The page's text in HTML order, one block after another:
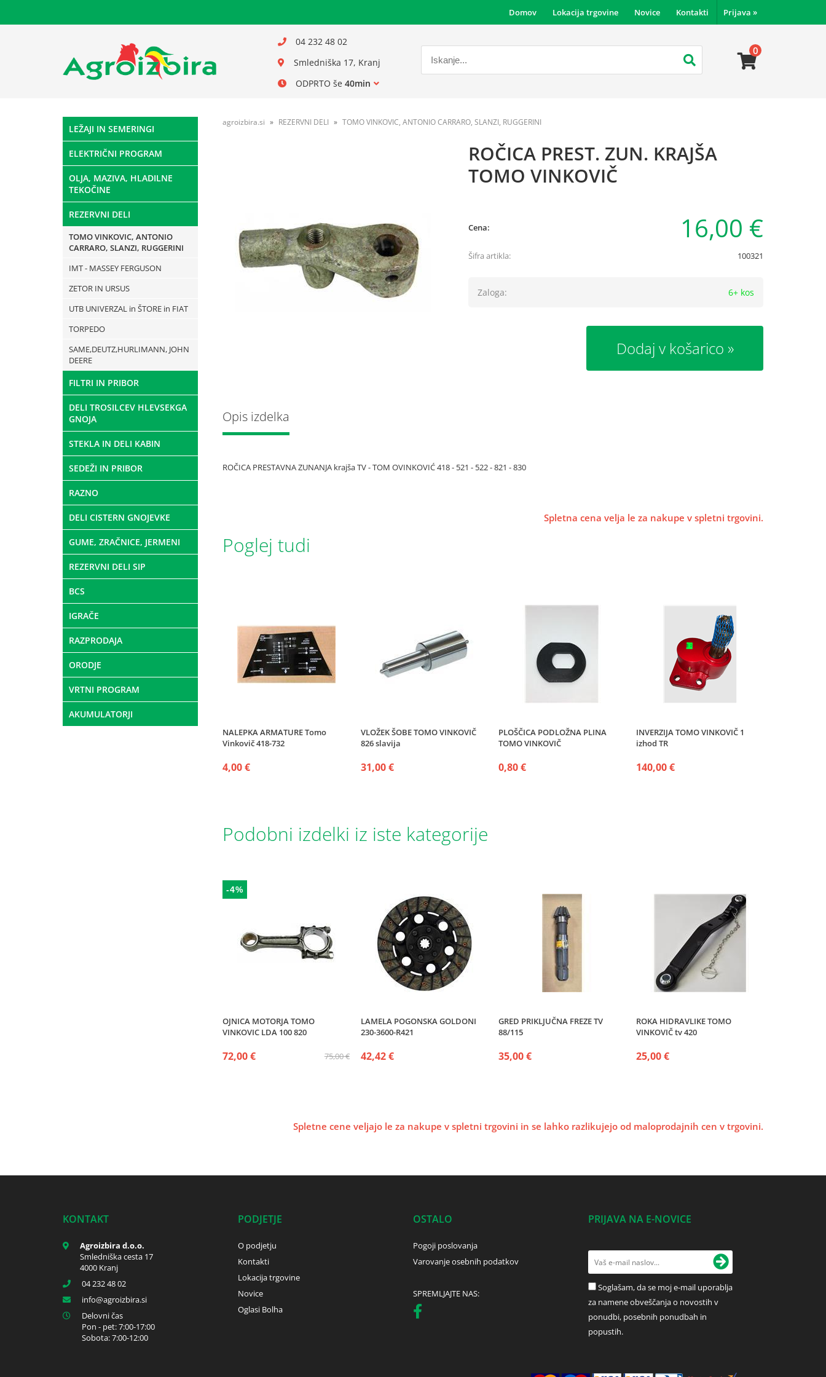
Prijava »
Domov Lokacija trgovine Novice Kontakti
04 232 48 02
Smledniška 17, Kranj
ODPRTO še 40min
0
LEŽAJI IN SEMERINGI
ELEKTRIČNI PROGRAM
OLJA, MAZIVA, HLADILNE
TEKOČINE
REZERVNI DELI
TOMO VINKOVIC, ANTONIO
CARRARO, SLANZI, RUGGERINI
IMT - MASSEY FERGUSON
ZETOR IN URSUS
UTB UNIVERZAL in ŠTORE in FIAT
TORPEDO
SAME,DEUTZ,HURLIMANN, JOHN
DEERE
FILTRI IN PRIBOR
DELI TROSILCEV HLEVSEKGA
GNOJA
STEKLA IN DELI KABIN
SEDEŽI IN PRIBOR
RAZNO
DELI CISTERN GNOJEVKE
GUME, ZRAČNICE, JERMENI
REZERVNI DELI SIP
BCS
IGRAČE
RAZPRODAJA
ORODJE
VRTNI PROGRAM
AKUMULATORJI
agroizbira.si REZERVNI DELI TOMO VINKOVIC, ANTONIO CARRARO, SLANZI, RUGGERINI
ROČICA PREST. ZUN. KRAJŠA
TOMO VINKOVIČ
Cena: 16,00 €
Šifra artikla: 100321
Zaloga: 6+ kos
Dodaj v košarico
Opis izdelka
ROČICA PRESTAVNA ZUNANJA krajša TV - TOM OVINKOVIĆ 418 - 521 - 522 - 821 - 830
Spletna cena velja le za nakupe v spletni trgovini.
Poglej tudi
NALEPKA ARMATURE Tomo
Vinkovič 418-732
4,00 €
VLOŽEK ŠOBE TOMO VINKOVIČ
826 slavija
31,00 €
PLOŠČICA PODLOŽNA PLINA
TOMO VINKOVIČ
0,80 €
INVERZIJA TOMO VINKOVIČ 1
izhod TR
140,00 €
Podobni izdelki iz iste kategorije
-4%
OJNICA MOTORJA TOMO
VINKOVIC LDA 100 820
75,00 €
72,00 €
LAMELA POGONSKA GOLDONI
230-3600-R421
42,42 €
GRED PRIKLJUČNA FREZE TV
88/115
35,00 €
ROKA HIDRAVLIKE TOMO
VINKOVIČ tv 420
25,00 €
Spletne cene veljajo le za nakupe v spletni trgovini in se lahko razlikujejo od maloprodajnih cen v trgovini.
KONTAKT
Agroizbira d.o.o.
Smledniška cesta 17
4000 Kranj
04 232 48 02
info
agroizbira.si
Delovni čas
Pon - pet: 7:00-17:00
Sobota: 7:00-12:00
PODJETJE
O podjetju
Kontakti
Lokacija trgovine
Novice
Oglasi Bolha
OSTALO
Pogoji poslovanja
Varovanje osebnih podatkov
SPREMLJAJTE NAS:
PRIJAVA NA E-NOVICE
Soglašam, da se moj e-mail uporablja
za namene obveščanja o novostih v
ponudbi, posebnih ponudbah in
popustih.